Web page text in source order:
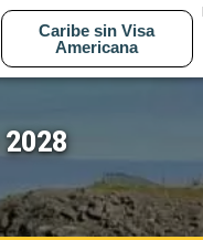
Caribe sin Visa
Americana